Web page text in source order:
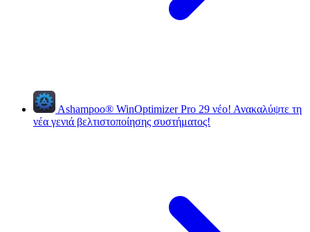
Ashampoo® WinOptimizer Pro 29 νέο! Ανακαλύψτε τη
νέα γενιά βελτιστοποίησης συστήματος!